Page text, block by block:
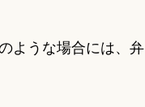
ような場合には、弁